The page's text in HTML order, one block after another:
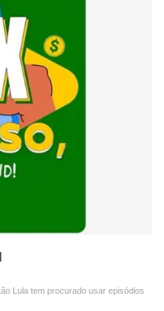
Lula tem procurado usar episódios